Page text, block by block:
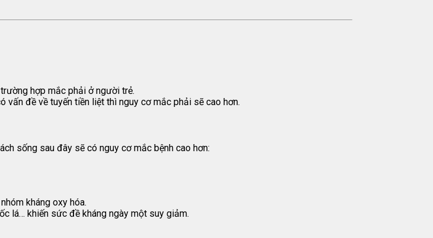
hợp mắc phải ở người trẻ.
vấn đề về tuyến tiền liệt thì nguy cơ mắc phải sẽ cao hơn.
sống sau đây sẽ có nguy cơ mắc bệnh cao hơn:
kháng oxy hóa.
lá… khiến sức đề kháng ngày một suy giảm.